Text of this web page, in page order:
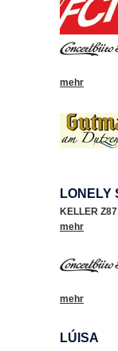
mehr
LONELY
KELLER Z87
mehr
mehr
LÚISA